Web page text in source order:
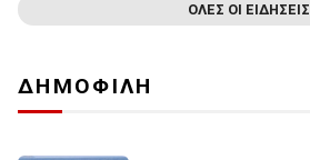
ΟΛΕΣ ΟΙ ΕΙΔΗΣΕΙΣ
ΔΗΜΟΦΙΛΗ